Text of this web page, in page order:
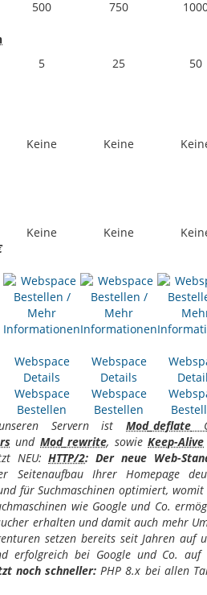
500 750
5 25 50
Keine Keine
Keine Keine
Webspace
Details
Webspace
Bestellen
Webspace
Details
Webspace
Bestellen
Servern istMod_deflate
undMod_rewrite, sowieKeep-Alive
NEU:HTTP/2: Der neue Web-
Seitenaufbau Ihrer Homepage
für Suchmaschinen optimiert, womit
wie Google und Co.
erhalten und damit auch mehr
setzen bereits seit Jahren auf
erfolgreich bei Google und Co. auf
noch schneller: PHP 8.x bei allen